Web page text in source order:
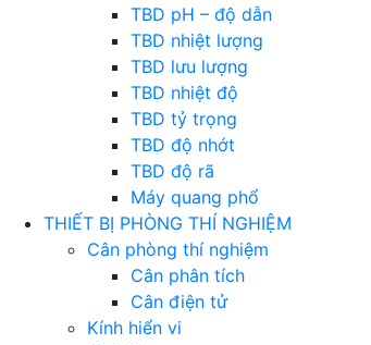
TBD pH – độ dẫn
TBD nhiệt lượng
TBD lưu lượng
TBD nhiệt độ
TBD tỷ trọng
TBD độ nhớt
TBD độ rã
Máy quang phổ
THIẾT BỊ PHÒNG THÍ NGHIỆM
Cân phòng thí nghiệm
Cân phân tích
Cân điện tử
Kính hiển vi